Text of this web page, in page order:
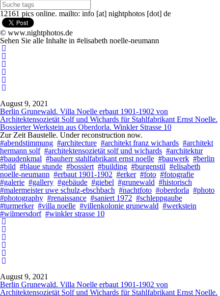
12161 pics online. mailto: info [at] nightphotos [dot] de
© www.nightphotos.de
Sehen Sie alle Inhalte in #elisabeth noelle-neumann
August 9, 2021
Berlin Grunewald. Villa Noelle erbaut 1901-1902 von
Architektensozietät Solf und Wichards für Stahlfabrikant Ernst Noelle.
Bossierter Werkstein aus Oberdorla. Winkler Strasse 10
Zur Zeit Baustelle. Under reconstruction now.
#abendstimmung #architecture #architekt franz wichards #architekt
hermann solf #architektensozietät solf und wichards #architektur
#baudenkmal #bauherr stahlfabrikant ernst noelle #bauwerk #berlin
#bild #blaue stunde #bossiert #building #burgenstil #elisabeth
noelle-neumann #erbaut 1901-1902 #erker #foto #fotografie
#galerie #gallery #gebäude #giebel #grunewald #historisch
#malermeister uwe schulz-ebschbach #nachtfoto #oberdorla #photo
#photography #renaissance #saniert 1972 #schleppgaube
#turmerker #villa noelle #villenkolonie grunewald #werkstein
#wilmersdorf #winkler strasse 10
August 9, 2021
Berlin Grunewald. Villa Noelle erbaut 1901-1902 von
Architektensozietät Solf und Wichards für Stahlfabrikant Ernst Noelle.